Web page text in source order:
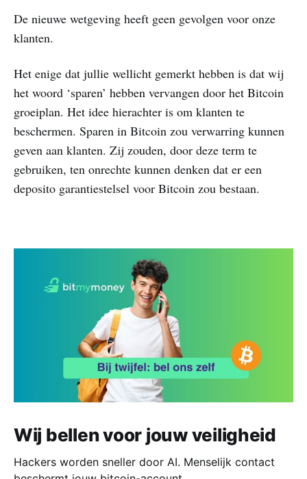
De nieuwe wetgeving heeft geen gevolgen voor onze
klanten.
Het enige dat jullie wellicht gemerkt hebben is dat wij
het woord ‘sparen’ hebben vervangen door het Bitcoin
groeiplan. Het idee hierachter is om klanten te
beschermen. Sparen in Bitcoin zou verwarring kunnen
geven aan klanten. Zij zouden, door deze term te
gebruiken, ten onrechte kunnen denken dat er een
deposito garantiestelsel voor Bitcoin zou bestaan.
Wij bellen voor jouw veiligheid
Hackers worden sneller door AI. Menselijk contact